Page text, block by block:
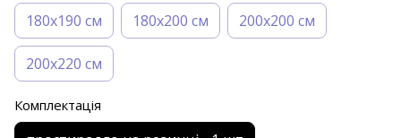
180х190 см 180х200 см 200х200 см
200х220 см
Комплектація